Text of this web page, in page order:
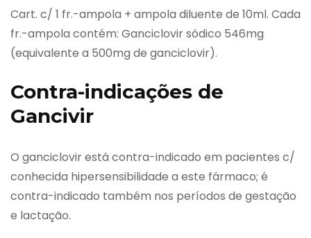
Cart. c/ 1 fr.-ampola + ampola diluente de 10ml. Cada
fr.-ampola contém: Ganciclovir sódico 546mg
(equivalente a 500mg de ganciclovir).
Contra-indicações de
Gancivir
O ganciclovir está contra-indicado em pacientes c/
conhecida hipersensibilidade a este fármaco; é
contra-indicado também nos períodos de gestação
e lactação.